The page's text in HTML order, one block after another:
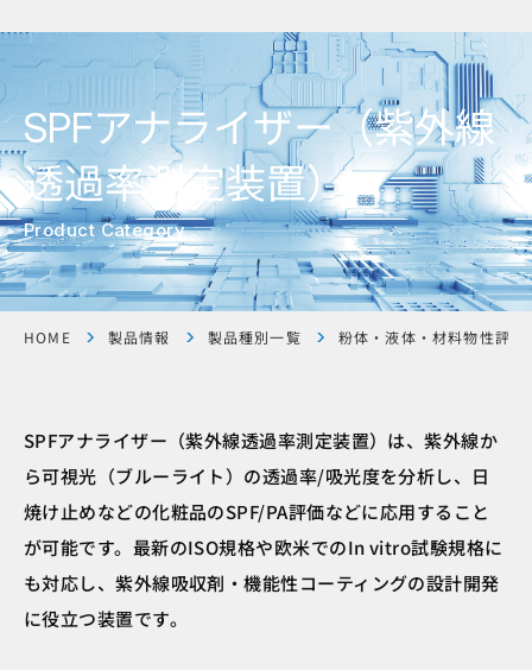
SPFアナライザー（紫外線
透過率測定装置）
Product Category
HOME 製品情報 製品種別一覧 粉体・液体・材料物性評価
SPFアナライザー（紫外線透過率測定装置）は、紫外線か
ら可視光（ブルーライト）の透過率/吸光度を分析し、日
焼け止めなどの化粧品のSPF/PA評価などに応用すること
が可能です。最新のISO規格や欧米でのIn vitro試験規格に
も対応し、紫外線吸収剤・機能性コーティングの設計開発
に役立つ装置です。